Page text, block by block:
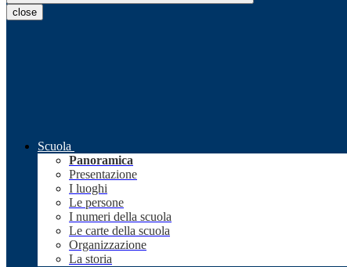
close
Scuola
Panoramica
Presentazione
I luoghi
Le persone
I numeri della scuola
Le carte della scuola
Organizzazione
La storia